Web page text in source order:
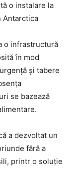
o instalare la
Antarctica
o infrastructură
în mod
și tabere
se bazează
a dezvoltat un
fără a
printr o soluție